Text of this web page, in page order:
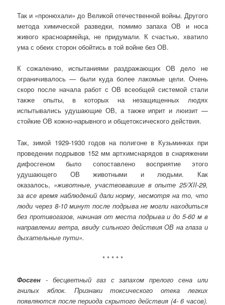
Так и «пронюхали» до Великой отечественной войны. Другого
метода химической разведки, помимо запаха ОВ и носа
живого красноармейца, не придумали. К счастью, хватило
ума с обеих сторон обойтись в той войне без ОВ.
К сожалению, испытаниями раздражающих ОВ дело не
ограничивалось — были куда более лакомые цели. Очень
скоро после начала работ с ОВ всеобщей системой стали
также опыты, в которых на незащищенных людях
испытывались удушающие ОВ, а также иприт и люизит —
стойкие ОВ кожно-нарывного и общетоксического действия.
Так, зимой 1929-1930 годов на полигоне в Кузьминках при
проведении подрывов 152 мм артхимснарядов в снаряжении
дифосгеном было сопоставлено восприятие этого
удушающего ОВ животными и людьми. Как
оказалось, »животные, участвовавшие в опыте 25/XII-29,
за все время наблюдений дали норму, несмотря на то, что
люди через 8-10 минут после подрыва не могли находиться
без противогазов, начиная от места подрыва и до 5-60 м в
направлении ветра, ввиду сильного действия ОВ на глаза и
дыхательные пути».
* * * * *
Фосген - бесцветный газ с запахом прелого сена или
гнилых яблок. Признаки токсического отека легких
появляются после периода скрытого действия (4- 6 часов).